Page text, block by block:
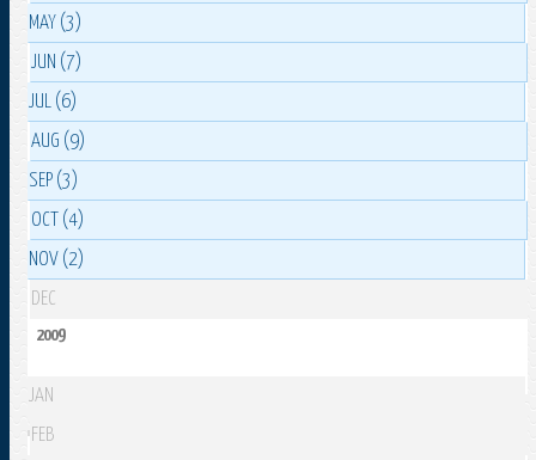
MAY (3)
JUN (7)
JUL (6)
AUG (9)
SEP (3)
OCT (4)
NOV (2)
DEC
2009
JAN
FEB